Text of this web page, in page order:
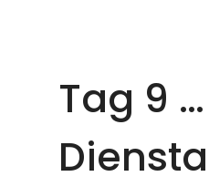
Tag 9 …